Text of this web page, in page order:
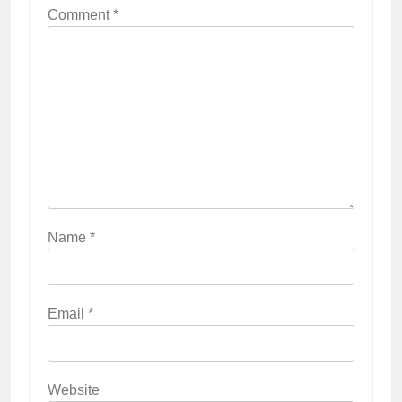
Comment*
Name *
Email *
Website